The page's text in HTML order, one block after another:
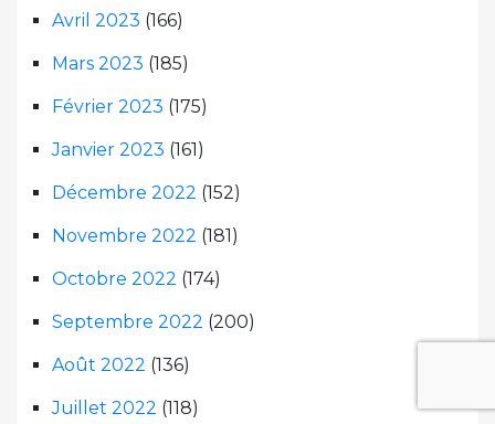
Avril 2023 (166)
Mars 2023 (185)
Février 2023 (175)
Janvier 2023 (161)
Décembre 2022 (152)
Novembre 2022 (181)
Octobre 2022 (174)
Septembre 2022 (200)
Août 2022 (136)
Juillet 2022 (118)